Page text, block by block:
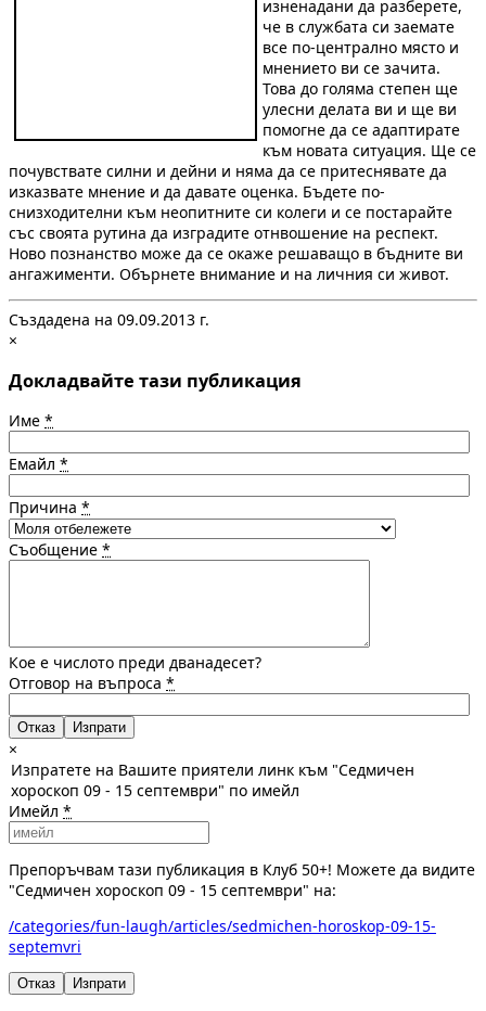
изненадани да разберете,
че в службата си заемате
все по-централно място и
мнението ви се зачита.
Това до голяма степен ще
улесни делата ви и ще ви
помогне да се адаптирате
към новата ситуация. Ще се
почувствате силни и дейни и няма да се притеснявате да
изказвате мнение и да давате оценка. Бъдете по-
снизходителни към неопитните си колеги и се постарайте
със своята рутина да изградите отнвошение на респект.
Ново познанство може да се окаже решаващо в бъдните ви
ангажименти. Обърнете внимание и на личния си живот.
Създадена на 09.09.2013 г.
×
Докладвайте тази публикация
Име *
Емайл *
Причина *
Съобщение *
Кое е числото преди дванадесет?
Отговор на въпроса *
Отказ
×
Изпратете на Вашите приятели линк към "Седмичен
хороскоп 09 - 15 септември" по имейл
Имейл *
Препоръчвам тази публикация в Клуб 50+! Можете да видите
"Седмичен хороскоп 09 - 15 септември" на:
/categories/fun-laugh/articles/sedmichen-horoskop-09-15-
septemvri
Отказ Изпрати